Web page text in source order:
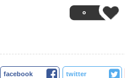
0
facebook twitter